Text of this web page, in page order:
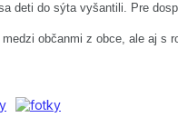
deti do sýta vyšantili. Pre
občanmi z obce, ale aj s